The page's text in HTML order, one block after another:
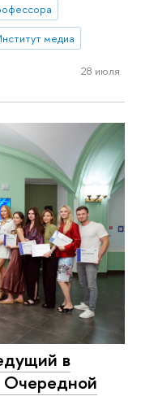
медиа
28 июля
в
Очередной